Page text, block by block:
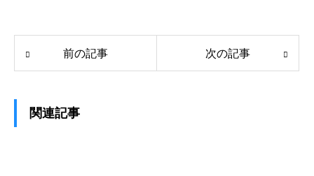
前の記事 次の記事
関連記事